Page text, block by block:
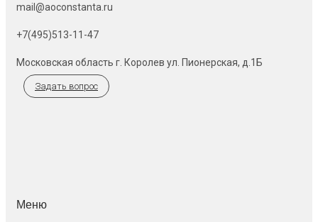
mail@aoconstanta.ru
+7(495)513-11-47
Московская область г. Королев ул. Пионерская, д.1Б
Задать вопрос
Меню